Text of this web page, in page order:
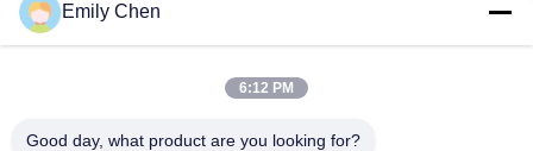
Emily Chen
6:12 PM
Good day, what product are you looking for?